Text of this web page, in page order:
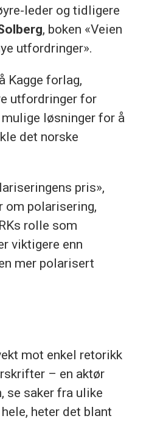
leder og tidligere
, boken «Veien
utfordringer».
Kagge forlag,
utfordringer for
løsninger for å
det norske
pris»,
om polarisering,
rolle som
viktigere enn
mer polarisert
mot enkel retorikk
– en aktør
se saker fra ulike
heter det blant